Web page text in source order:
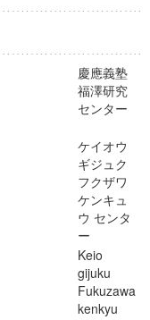
慶應義塾
福澤研究
センター
ケイオウ
ギジュク
フクザワ
ケンキュ
ウ センタ
ー
Keio
gijuku
Fukuzawa
kenkyu